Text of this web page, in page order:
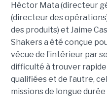
Héctor Mata (directeur
(directeur des
des produits) et Jaime
Shakers a été conçue
vécue de l’intérieur par
difficulté à trouver
qualifiées et de l’autre,
missions de longue